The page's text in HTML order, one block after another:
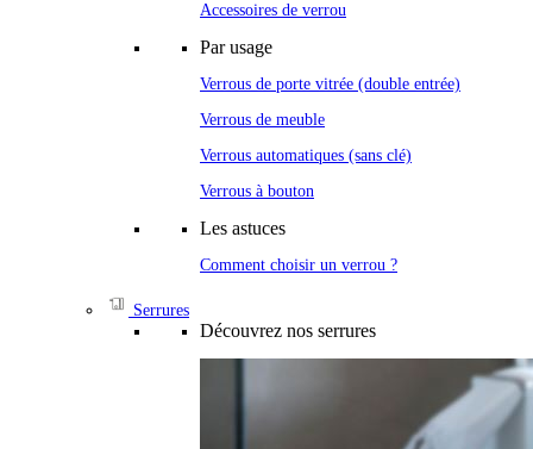
Accessoires de verrou
Par usage
Verrous de porte vitrée (double entrée)
Verrous de meuble
Verrous automatiques (sans clé)
Verrous à bouton
Les astuces
Comment choisir un verrou ?
Serrures
Découvrez nos serrures